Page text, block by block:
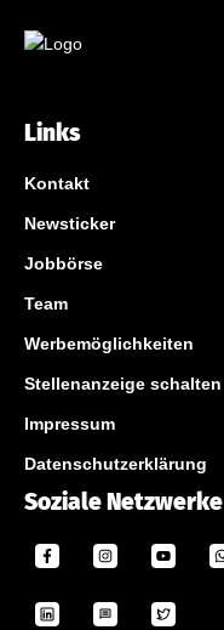
Links
Kontakt
Newsticker
Jobbörse
Team
Werbemöglichkeiten
Stellenanzeige schalten
Impressum
Datenschutzerklärung
Soziale Netzwerke